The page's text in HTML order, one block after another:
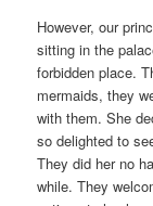
However, our
sitting in the
forbidden place.
mermaids, they
with them. She
so delighted to
They did her no
while. They